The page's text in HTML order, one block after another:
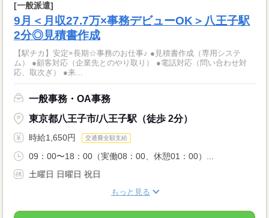
[一般派遣]
9月＜月収27.7万×事務デビューOK＞八王子駅
2分◎見積書作成
【駅チカ】安定×長期☆事務のお仕事♪ ●見積書作成（専用システ
ム） ●顧客対応（企業先とのやり取り） ●電話対応（問い合わせ対
応、取次ぎ） ●来...
一般事務・OA事務
東京都八王子市/八王子駅（徒歩 2分）
時給1,650円 交通費全額支給
09：00〜18：00（実働08：00、休憩01：00）...
土曜日 日曜日 祝日
もっと見る